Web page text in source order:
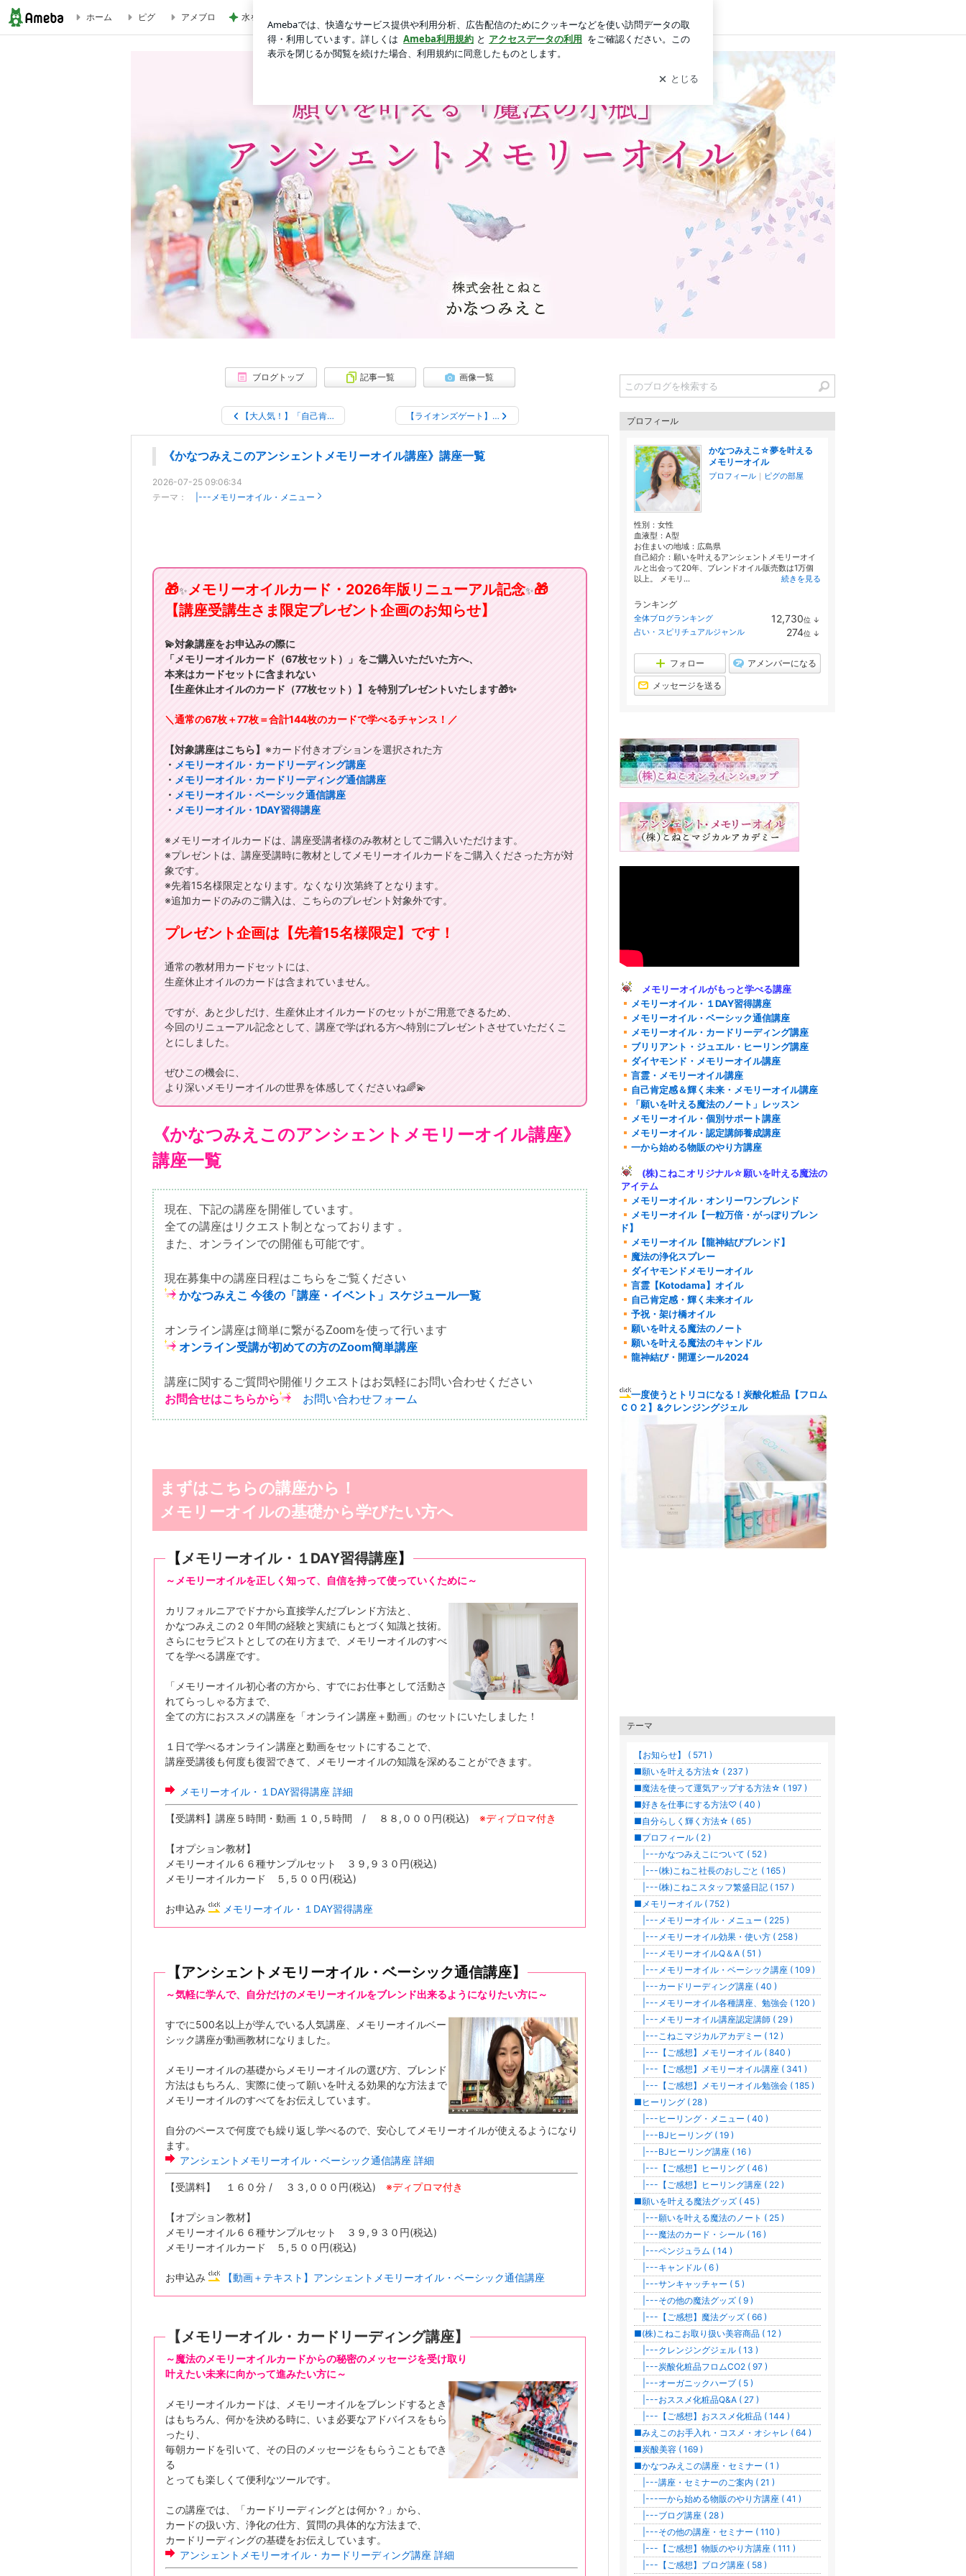
《かなつみえこのアンシェントメモリーオイル講座》講座一覧 | 願いを叶える魔法のアンシェントメモリーオイル☆かなつみえこ☆株式会社こねこ
ホーム ピグ アメブロ 水を求めた配達員の悲劇の後編 ログイン
ブログトップ 記事一覧 画像一覧
【大人気！】「自己肯… 【ライオンズゲート】…
《かなつみえこのアンシェントメモリーオイル講座》講座一覧
2026-07-25 09:06:34
テーマ：
|---メモリーオイル・メニュー
🎁✨メモリーオイルカード・2026年版リニューアル記念✨🎁
【講座受講生さま限定プレゼント企画のお知らせ】
💫対象講座をお申込みの際に
「メモリーオイルカード（67枚セット）」をご購入いただいた方へ、
本来はカードセットに含まれない
【生産休止オイルのカード（77枚セット）】を特別プレゼントいたします🎁✨
＼通常の67枚＋77枚＝合計144枚のカードで学べるチャンス！／
【対象講座はこちら】 ※カード付きオプションを選択された方
・ メモリーオイル・カードリーディング講座
・ メモリーオイル・カードリーディング通信講座
・ メモリーオイル・ベーシック通信講座
・ メモリーオイル・1DAY習得講座
※メモリーオイルカードは、講座受講者様のみ教材としてご購入いただけます。
※プレゼントは、講座受講時に教材としてメモリーオイルカードをご購入くださった方が対
象です。
※先着15名様限定となります。なくなり次第終了となります。
※追加カードのみのご購入は、こちらのプレゼント対象外です。
プレゼント企画は【先着15名様限定】です！
通常の教材用カードセットには、
生産休止オイルのカードは含まれていません。
ですが、あと少しだけ、生産休止オイルカードのセットがご用意できるため、
今回のリニューアル記念として、講座で学ばれる方へ特別にプレゼントさせていただくこ
とにしました。
ぜひこの機会に、
より深いメモリーオイルの世界を体感してくださいね🌈💫
《かなつみえこのアンシェントメモリーオイル講座》
講座一覧
現在、下記の講座を開催しています。
全ての講座はリクエスト制となっております 。
また、オンラインでの開催も可能です。
現在募集中の講座日程はこちらをご覧ください
かなつみえこ 今後の「講座・イベント」スケジュール一覧
オンライン講座は簡単に繋がるZoomを使って行います
オンライン受講が初めての方のZoom簡単講座
講座に関するご質問や開催リクエストはお気軽にお問い合わせください
お問合せはこちらから
お問い合わせフォーム
まずはこちらの講座から！
メモリーオイルの基礎から学びたい方へ
【メモリーオイル・１DAY習得講座】
～メモリーオイルを正しく知って、 自信を持って使っていくために～
カリフォルニアでドナから直接学んだブレンド方法と、
かなつみえこの２０年間の経験と実績にもとづく知識と技術。
さらにセラピストとしての在り方まで、メモリーオイルのすべ
てを学べる講座です。
「メモリーオイル初心者の方から、すでにお仕事として活動さ
れてらっしゃる方まで、
全ての方におススメの講座を「オンライン講座＋動画」のセットにいたしました！
１日で学べるオンライン講座と動画をセットにすることで、
講座受講後も何度も復習できて、メモリーオイルの知識を深めることができます。
メモリーオイル・１DAY習得講座 詳細
【受講料】講座５時間・動画 １０,５時間 / ８８,０００円(税込) ※ディプロマ付き
【オプション教材】
メモリーオイル６６種サンプルセット ３９,９３０円(税込)
メモリーオイルカード ５,５００円(税込)
お申込み メモリーオイル・１DAY習得講座
【アンシェントメモリーオイル・ベーシック通信講座】
～気軽に学んで、自分だけのメモリーオイルをブレンド出来るようになりたい方に ～
すでに500名以上が学んでいる人気講座、メモリーオイルベー
シック講座が動画教材になりました。
メモリーオイルの基礎からメモリーオイルの選び方、ブレンド
方法はもちろん、実際に使って願いを叶える効果的な方法まで
メモリーオイルのすべてをお伝えしています。
自分のペースで何度でも繰り返し学べるので、安心してメモリーオイルが使えるようになり
ます。
アンシェントメモリーオイル・ベーシック通信講座 詳細
【受講料】 １６０分 / ３３,０００円(税込) ※ディプロマ付き
【オプション教材】
メモリーオイル６６種サンプルセット ３９,９３０円(税込)
メモリーオイルカード ５,５００円(税込)
お申込み 【動画＋テキスト】アンシェントメモリーオイル・ベーシック通信講座
【メモリーオイル・カードリーディング講座】
～魔法のメモリーオイルカードからの秘密のメッセージを受け取り
叶えたい未来に向かって進みたい方に～
メモリーオイルカードは、メモリーオイルをブレンドするとき
はもちろん、何かを決める時に、いま必要なアドバイスをもら
ったり、
毎朝カードを引いて、その日のメッセージをもらうこともでき
る
とっても楽しくて便利なツールです。
この講座では、「カードリーディングとは何か？」から、
カードの扱い方、浄化の仕方、質問の具体的な方法まで、
カードリーディングの基礎をお伝えしています。
アンシェントメモリーオイル・カードリーディング講座 詳細
プロフィール
かなつみえこ☆夢を叶える
メモリーオイル
プロフィール ｜ ピグの部屋
性別： 女性
血液型： A型
お住まいの地域： 広島県
自己紹介：願いを叶えるアンシェントメモリーオイ
ルと出会って20年、ブレンドオイル販売数は1万個
以上。 メモリ...
続きを見る
ランキング
全体ブログランキング 12,730位 ↓
ン
占い・スピリチュアルジャンル 274位 ↓
フォロー アメンバーになる
メッセージを送る
メモリーオイルがもっと学べる講座
メモリーオイル・１DAY習得講座
メモリーオイル・ベーシック通信講座
メモリーオイル・カードリーディング講座
ブリリアント・ジュエル・ヒーリング講座
ダイヤモンド・メモリーオイル講座
言霊・メモリーオイル講座
自己肯定感＆輝く未来・メモリーオイル講座
「願いを叶える魔法のノート」レッスン
メモリーオイル・個別サポート講座
メモリーオイル・認定講師養成講座
一から始める物販のやり方講座
(株)こねこオリジナル☆願いを叶える魔法の
アイテム
メモリーオイル・オンリーワンブレンド
メモリーオイル【一粒万倍・がっぽりブレン
ド】
メモリーオイル【龍神結びブレンド】
魔法の浄化スプレー
ダイヤモンドメモリーオイル
言霊【Kotodama】オイル
自己肯定感・輝く未来オイル
予祝・架け橋オイル
願いを叶える魔法のノート
願いを叶える魔法のキャンドル
龍神結び・開運シール2024
一度使うとトリコになる！炭酸化粧品【フロム
ＣＯ２】&クレンジングジェル
テーマ
【お知らせ】 ( 571 )
■願いを叶える方法☆ ( 237 )
■魔法を使って運気アップする方法☆ ( 197 )
■好きを仕事にする方法♡ ( 40 )
■自分らしく輝く方法☆ ( 65 )
■プロフィール ( 2 )
|---かなつみえこについて ( 52 )
|---(株)こねこ社長のおしごと ( 165 )
|---(株)こねこスタッフ繁盛日記 ( 157 )
■メモリーオイル ( 752 )
|---メモリーオイル・メニュー ( 225 )
|---メモリーオイル効果・使い方 ( 258 )
|---メモリーオイルQ＆A ( 51 )
|---メモリーオイル・ベーシック講座 ( 109 )
|---カードリーディング講座 ( 40 )
|---メモリーオイル各種講座、勉強会 ( 120 )
|---メモリーオイル講座認定講師 ( 29 )
|---こねこマジカルアカデミー ( 12 )
|---【ご感想】メモリーオイル ( 840 )
|---【ご感想】メモリーオイル講座 ( 341 )
|---【ご感想】メモリーオイル勉強会 ( 185 )
■ヒーリング ( 28 )
|---ヒーリング・メニュー ( 40 )
|---BJヒーリング ( 19 )
|---BJヒーリング講座 ( 16 )
|---【ご感想】ヒーリング ( 46 )
|---【ご感想】ヒーリング講座 ( 22 )
■願いを叶える魔法グッズ ( 45 )
|---願いを叶える魔法のノート ( 25 )
|---魔法のカード・シール ( 16 )
|---ペンジュラム ( 14 )
|---キャンドル ( 6 )
|---サンキャッチャー ( 5 )
|---その他の魔法グッズ ( 9 )
|---【ご感想】魔法グッズ ( 66 )
■(株)こねこお取り扱い美容商品 ( 12 )
|---クレンジングジェル ( 13 )
|---炭酸化粧品フロムCO2 ( 97 )
|---オーガニックハーブ ( 5 )
|---おススメ化粧品Q&A ( 27 )
|---【ご感想】おススメ化粧品 ( 144 )
■みえこのお手入れ・コスメ・オシャレ ( 64 )
■炭酸美容 ( 169 )
■かなつみえこの講座・セミナー ( 1 )
|---講座・セミナーのご案内 ( 21 )
|---一から始める物販のやり方講座 ( 41 )
|---ブログ講座 ( 28 )
|---その他の講座・セミナー ( 110 )
|---【ご感想】物販のやり方講座 ( 111 )
|---【ご感想】ブログ講座 ( 58 )